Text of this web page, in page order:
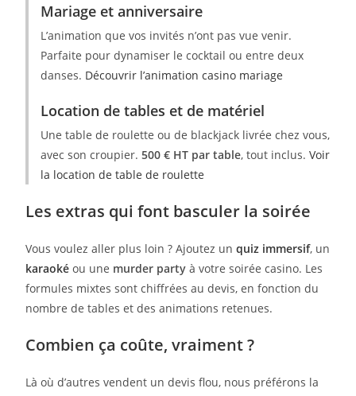
Mariage et anniversaire
L’animation que vos invités n’ont pas vue venir.
Parfaite pour dynamiser le cocktail ou entre deux
danses. Découvrir l’animation casino mariage
Location de tables et de matériel
Une table de roulette ou de blackjack livrée chez vous,
avec son croupier.500 € HT par table, tout inclus.Voir
la location de table de roulette
Les extras qui font basculer la soirée
Vous voulez aller plus loin ? Ajoutez unquiz immersif, un
karaoké ou une murder party à votre soirée casino. Les
formules mixtes sont chiffrées au devis, en fonction du
nombre de tables et des animations retenues.
Combien ça coûte, vraiment ?
Là où d’autres vendent un devis flou, nous préférons la